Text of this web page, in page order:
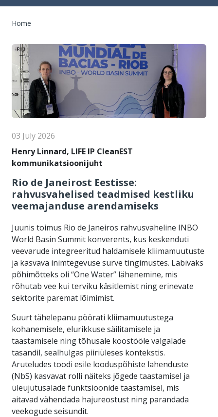
Breadcrumb
Home
03 July 2026
Henry Linnard, LIFE IP CleanEST
kommunikatsioonijuht
Rio de Janeirost Eestisse:
rahvusvahelised teadmised kestliku
veemajanduse arendamiseks
Juunis toimus Rio de Janeiros rahvusvaheline INBO
World Basin Summit konverents, kus keskenduti
veevarude integreeritud haldamisele kliimamuutuste
ja kasvava inimtegevuse surve tingimustes. Läbivaks
põhimõtteks oli “One Water” lähenemine, mis
rõhutab vee kui terviku käsitlemist ning erinevate
sektorite paremat lõimimist.
Suurt tähelepanu pöörati kliimamuutustega
kohanemisele, elurikkuse säilitamisele ja
taastamisele ning tõhusale koostööle valgalade
tasandil, sealhulgas piiriüleses kontekstis.
Aruteludes toodi esile looduspõhiste lahenduste
(NbS) kasvavat rolli näiteks jõgede taastamisel ja
üleujutusalade funktsioonide taastamisel, mis
aitavad vähendada hajureostust ning parandada
veekogude seisundit.